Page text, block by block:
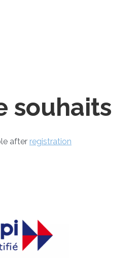
souhaits
after registration